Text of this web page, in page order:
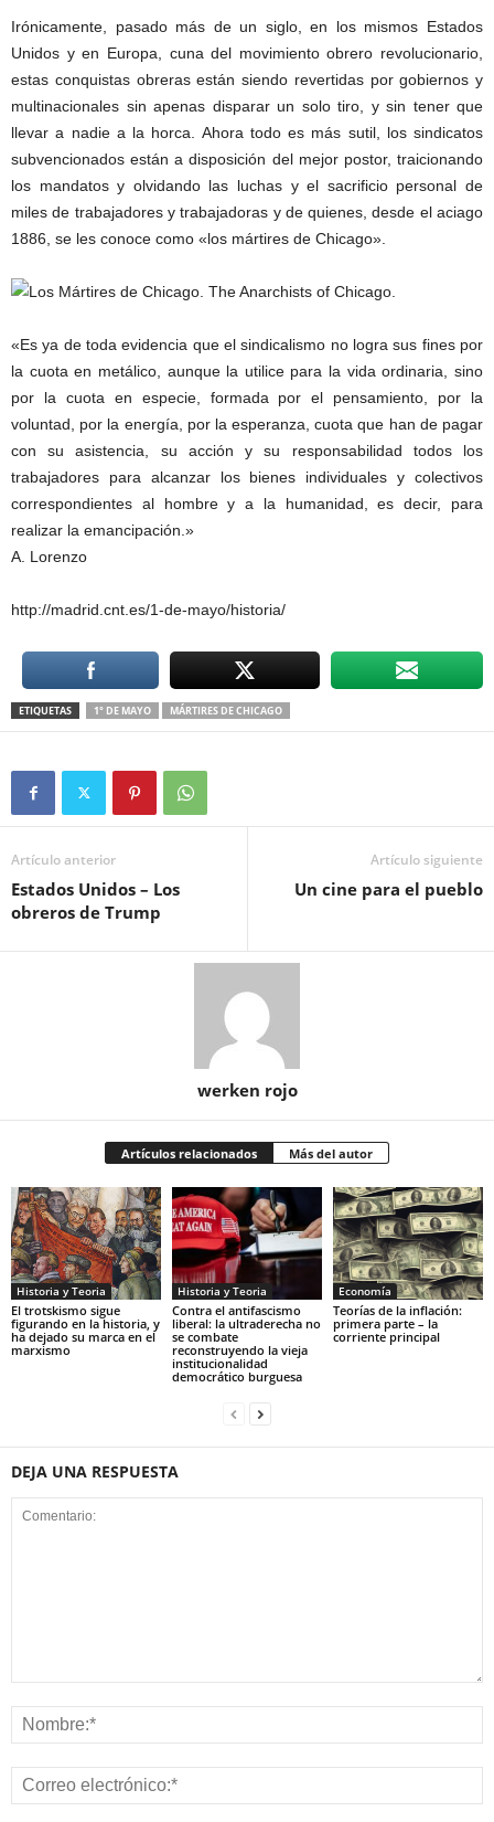
Irónicamente, pasado más de un siglo, en los mismos Estados
Unidos y en Europa, cuna del movimiento obrero revolucionario,
estas conquistas obreras están siendo revertidas por gobiernos y
multinacionales sin apenas disparar un solo tiro, y sin tener que
llevar a nadie a la horca. Ahora todo es más sutil, los sindicatos
subvencionados están a disposición del mejor postor, traicionando
los mandatos y olvidando las luchas y el sacrificio personal de
miles de trabajadores y trabajadoras y de quienes, desde el aciago
1886, se les conoce como «los mártires de Chicago».
«Es ya de toda evidencia que el sindicalismo no logra sus fines por
la cuota en metálico, aunque la utilice para la vida ordinaria, sino
por la cuota en especie, formada por el pensamiento, por la
voluntad, por la energía, por la esperanza, cuota que han de pagar
con su asistencia, su acción y su responsabilidad todos los
trabajadores para alcanzar los bienes individuales y colectivos
correspondientes al hombre y a la humanidad, es decir, para
realizar la emancipación.»
A. Lorenzo
http://madrid.cnt.es/1-de-mayo/historia/
ETIQUETAS 1° DE MAYO MÁRTIRES DE CHICAGO
Artículo anterior
Estados Unidos – Los
obreros de Trump
Artículo siguiente
Un cine para el pueblo
werken rojo
Artículos relacionados Más del autor
Historia y Teoria
El trotskismo sigue
figurando en la historia, y
ha dejado su marca en el
marxismo
Historia y Teoria
Contra el antifascismo
liberal: la ultraderecha no
se combate
reconstruyendo la vieja
institucionalidad
democrático burguesa
Economía
Teorías de la inflación:
primera parte – la
corriente principal
DEJA UNA RESPUESTA